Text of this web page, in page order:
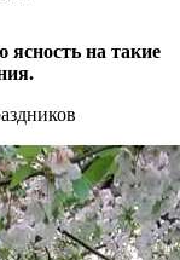
ясность на такие